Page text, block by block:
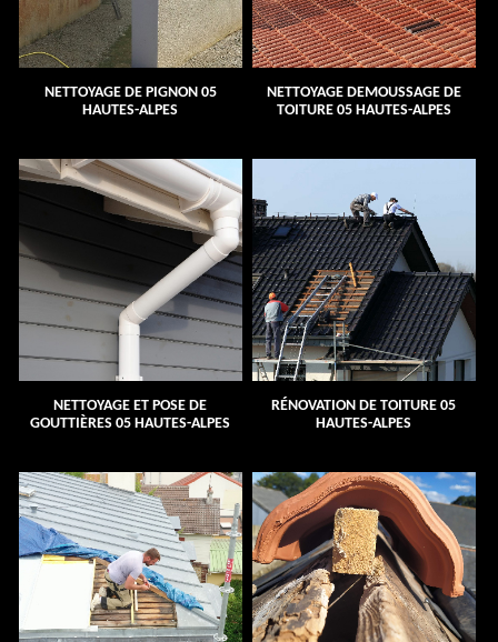
NETTOYAGE DE PIGNON 05
HAUTES-ALPES
NETTOYAGE DEMOUSSAGE DE
TOITURE 05 HAUTES-ALPES
NETTOYAGE ET POSE DE
GOUTTIÈRES 05 HAUTES-ALPES
RÉNOVATION DE TOITURE 05
HAUTES-ALPES